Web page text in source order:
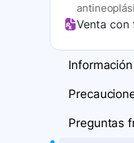
Venta con
Preguntas